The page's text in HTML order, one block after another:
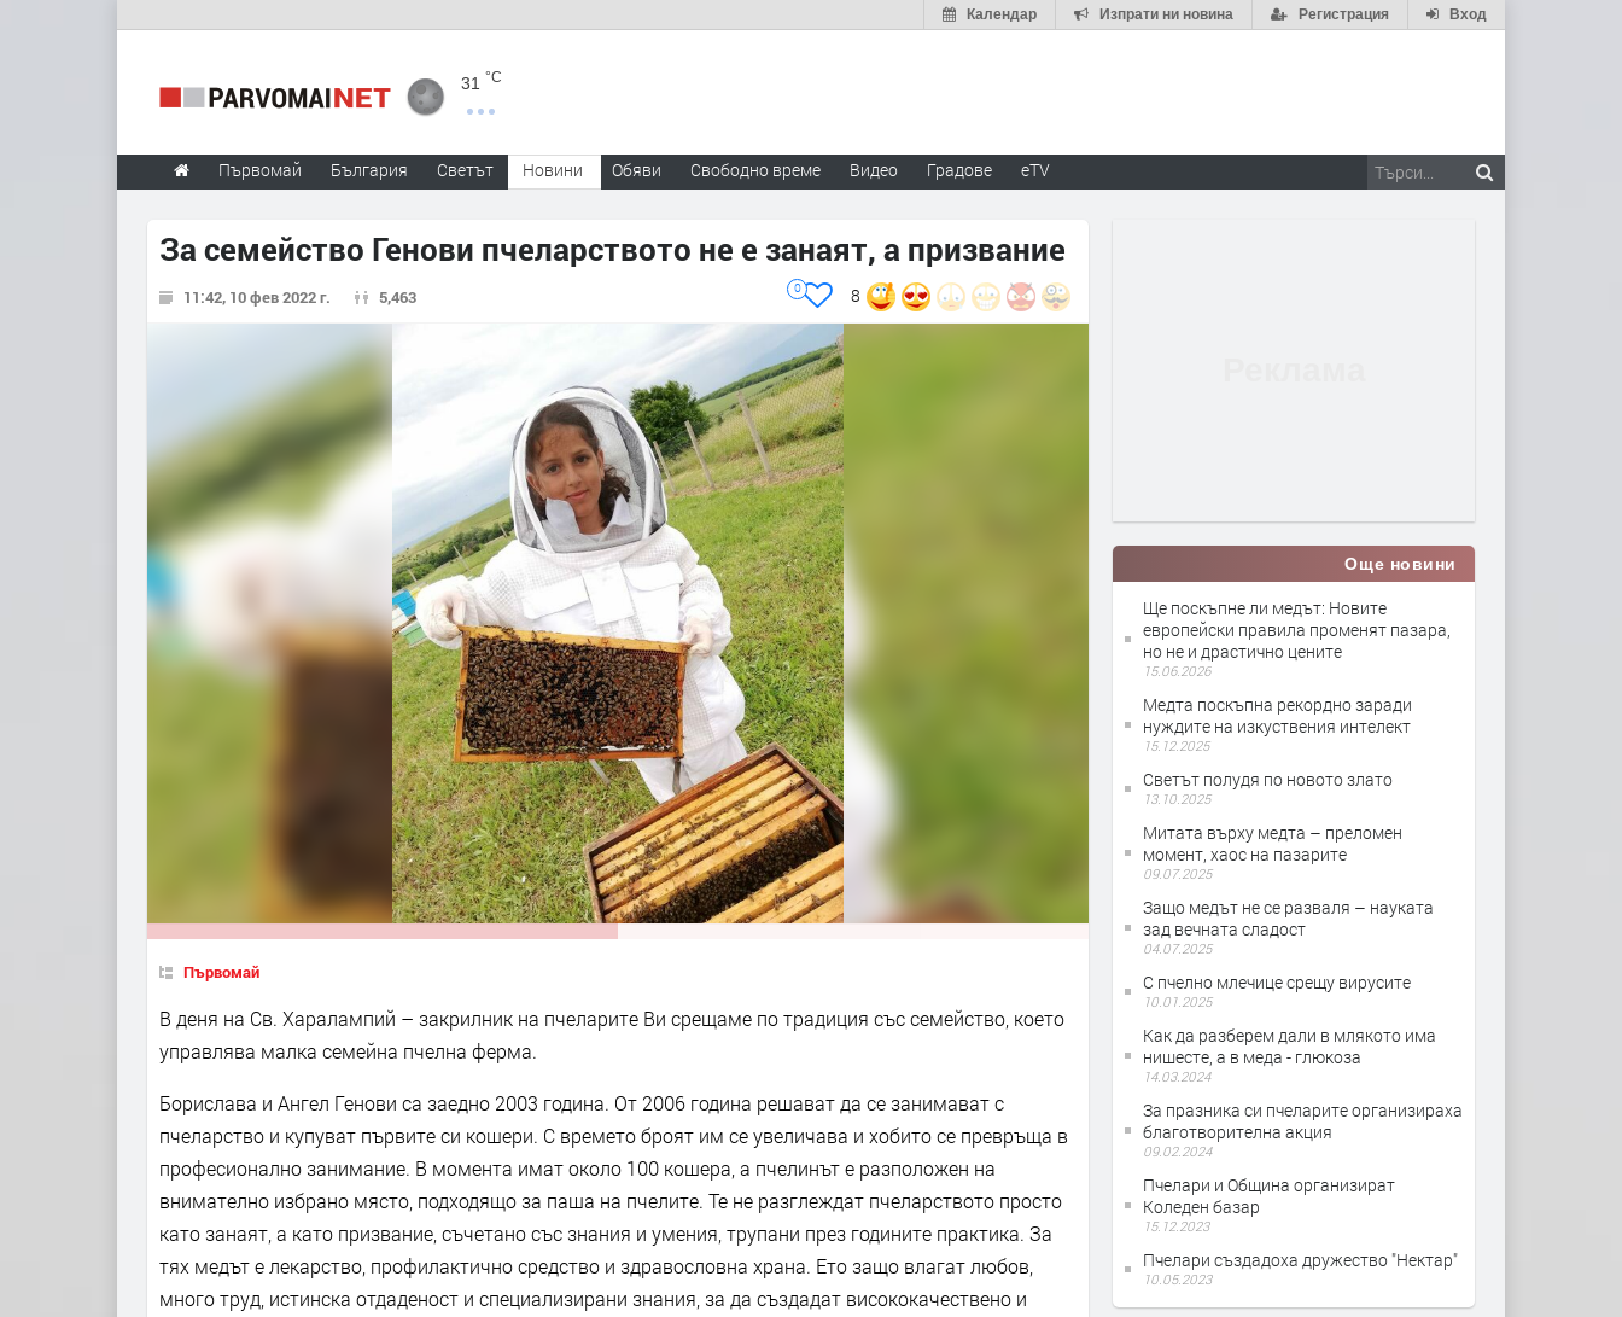
Вход
Регистрация
Изпрати ни новина
Календар
31 °C
Първомай България Светът Новини Обяви Свободно време Видео Градове eTV
За семейство Генови пчеларството не е занаят, а призвание
11:42, 10 фев 2022 г. 5,463 8
0
Първомай
В деня на Св. Харалампий – закрилник на пчеларите Ви срещаме по традиция със семейство, което
управлява малка семейна пчелна ферма.
Борислава и Ангел Генови са заедно 2003 година. От 2006 година решават да се занимават с
пчеларство и купуват първите си кошери. С времето броят им се увеличава и хобито се превръща в
професионално занимание. В момента имат около 100 кошера, а пчелинът е разположен на
внимателно избрано място, подходящо за паша на пчелите. Те не разглеждат пчеларството просто
като занаят, а като призвание, съчетано със знания и умения, трупани през годините практика. За
тях медът е лекарство, профилактично средство и здравословна храна. Ето защо влагат любов,
много труд, истинска отдаденост и специализирани знания, за да създадат висококачествено и
Още новини
Ще поскъпне ли медът: Новите
европейски правила променят пазара,
но не и драстично цените
15.06.2026
Медта поскъпна рекордно заради
нуждите на изкуствения интелект
15.12.2025
Светът полудя по новото злато
13.10.2025
Митата върху медта – преломен
момент, хаос на пазарите
09.07.2025
Защо медът не се разваля – науката
зад вечната сладост
04.07.2025
С пчелно млечице срещу вирусите
10.01.2025
Как да разберем дали в млякото има
нишесте, а в меда - глюкоза
14.03.2024
За празника си пчеларите организираха
благотворителна акция
09.02.2024
Пчелари и Община организират
Коледен базар
15.12.2023
Пчелари създадоха дружество "Нектар"
10.05.2023